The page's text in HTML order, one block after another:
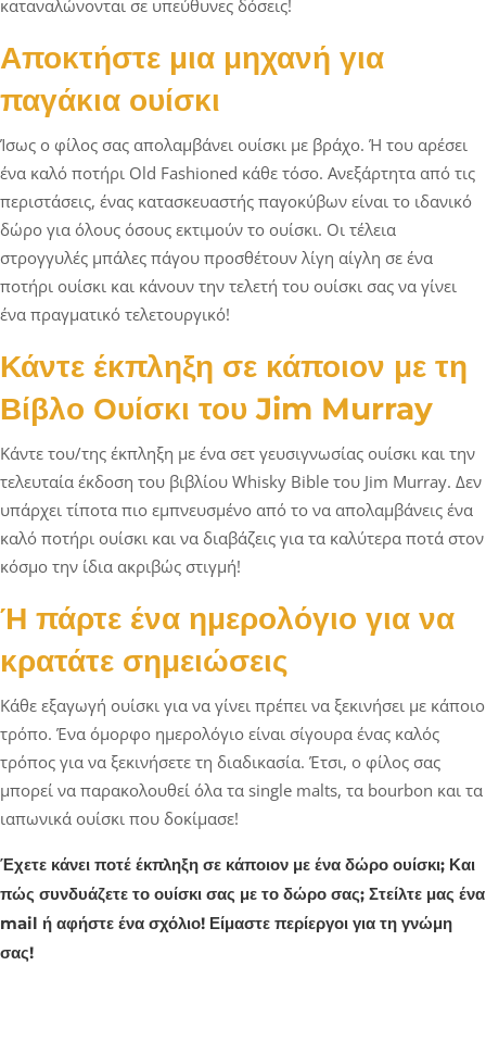
καταναλώνονται σε υπεύθυνες δόσεις!
Αποκτήστε μια μηχανή για
παγάκια ουίσκι
Ίσως ο φίλος σας απολαμβάνει ουίσκι με βράχο. Ή του αρέσει
ένα καλό ποτήρι Old Fashioned κάθε τόσο. Ανεξάρτητα από τις
περιστάσεις, ένας κατασκευαστής παγοκύβων είναι το ιδανικό
δώρο για όλους όσους εκτιμούν το ουίσκι. Οι τέλεια
στρογγυλές μπάλες πάγου προσθέτουν λίγη αίγλη σε ένα
ποτήρι ουίσκι και κάνουν την τελετή του ουίσκι σας να γίνει
ένα πραγματικό τελετουργικό!
Κάντε έκπληξη σε κάποιον με τη
Βίβλο Ουίσκι του Jim Murray
Κάντε του/της έκπληξη με ένα σετ γευσιγνωσίας ουίσκι και την
τελευταία έκδοση του βιβλίου Whisky Bible του Jim Murray. Δεν
υπάρχει τίποτα πιο εμπνευσμένο από το να απολαμβάνεις ένα
καλό ποτήρι ουίσκι και να διαβάζεις για τα καλύτερα ποτά στον
κόσμο την ίδια ακριβώς στιγμή!
Ή πάρτε ένα ημερολόγιο για να
κρατάτε σημειώσεις
Κάθε εξαγωγή ουίσκι για να γίνει πρέπει να ξεκινήσει με κάποιο
τρόπο. Ένα όμορφο ημερολόγιο είναι σίγουρα ένας καλός
τρόπος για να ξεκινήσετε τη διαδικασία. Έτσι, ο φίλος σας
μπορεί να παρακολουθεί όλα τα single malts, τα bourbon και τα
ιαπωνικά ουίσκι που δοκίμασε!
Έχετε κάνει ποτέ έκπληξη σε κάποιον με ένα δώρο ουίσκι; Και
πώς συνδυάζετε το ουίσκι σας με το δώρο σας; Στείλτε μας ένα
mail ή αφήστε ένα σχόλιο! Είμαστε περίεργοι για τη γνώμη
σας!